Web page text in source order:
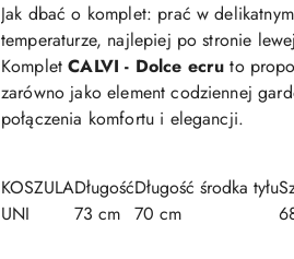
Jak dbać o komplet: prać w
temperaturze, najlepiej po stronie
Komplet CALVI - Dolce ecru to
zarówno jako element codziennej
połączenia komfortu i elegancji.
KOSZULADługośćDługość środka tyłu
UNI
73 cm 70 cm